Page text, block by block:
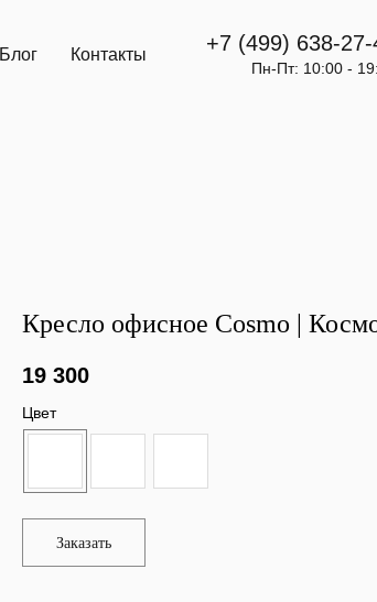
Блог Контакты +7 (499) 638-27-
Пн-Пт: 10:00 -
Кресло офисное Cosmo |
19 300
Цвет
Заказать